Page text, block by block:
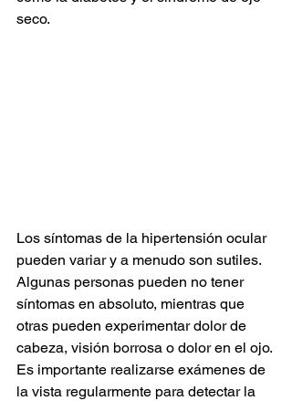
seco.
Los síntomas de la hipertensión ocular
pueden variar y a menudo son sutiles.
Algunas personas pueden no tener
síntomas en absoluto, mientras que
otras pueden experimentar dolor de
cabeza, visión borrosa o dolor en el ojo.
Es importante realizarse exámenes de
la vista regularmente para detectar la